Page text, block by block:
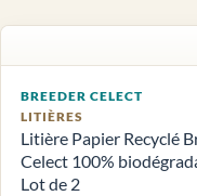
BREEDER CELECT
LITIÈRES
Litière Papier Recyclé
Celect 100%
Lot de 2